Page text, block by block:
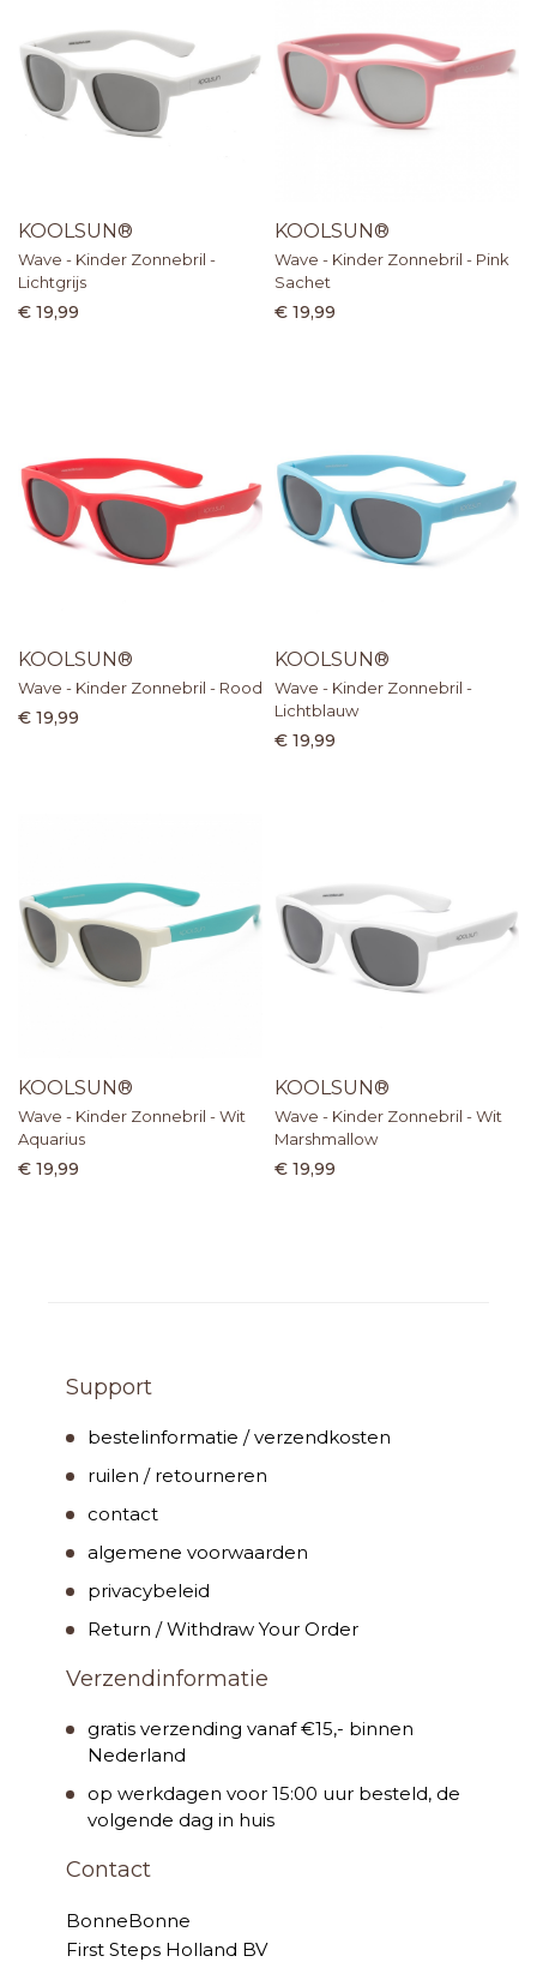
KOOLSUN®
Wave - Kinder Zonnebril -
Lichtgrijs
€ 19,99
KOOLSUN®
Wave - Kinder Zonnebril - Pink
Sachet
€ 19,99
KOOLSUN®
Wave - Kinder Zonnebril - Rood
€ 19,99
KOOLSUN®
Wave - Kinder Zonnebril -
Lichtblauw
€ 19,99
KOOLSUN®
Wave - Kinder Zonnebril - Wit
Aquarius
€ 19,99
KOOLSUN®
Wave - Kinder Zonnebril - Wit
Marshmallow
€ 19,99
Support
bestelinformatie / verzendkosten
ruilen / retourneren
contact
algemene voorwaarden
privacybeleid
Return / Withdraw Your Order
Verzendinformatie
gratis verzending vanaf €15,- binnen
Nederland
op werkdagen voor 15:00 uur besteld, de
volgende dag in huis
Contact
BonneBonne
First Steps Holland BV